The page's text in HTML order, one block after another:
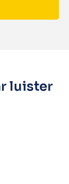
luister